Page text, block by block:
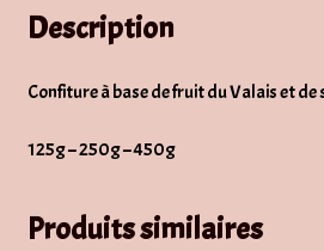
Description
Confiture à base de fruit du Valais et de
125g – 250g – 450g
Produits similaires